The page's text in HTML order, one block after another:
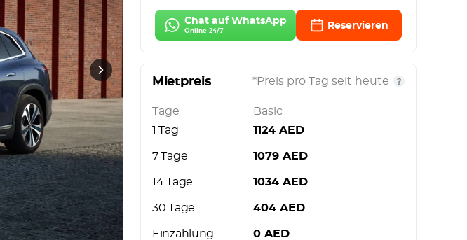
Chat auf WhatsApp
Online 24/7
Reservieren
Mietpreis *Preis pro Tag seit heute
Tage
Basic
1 Tag
1124 AED
7 Tage 1079 AED
14 Tage 1034 AED
30 Tage 404 AED
Einzahlung 0 AED